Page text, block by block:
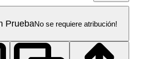
PruebaNo se requiere atribución!